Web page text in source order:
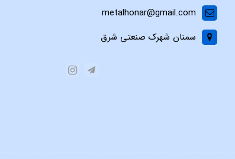
metalhonar@gmail.com
سمنان شهرک صنعتی شرق